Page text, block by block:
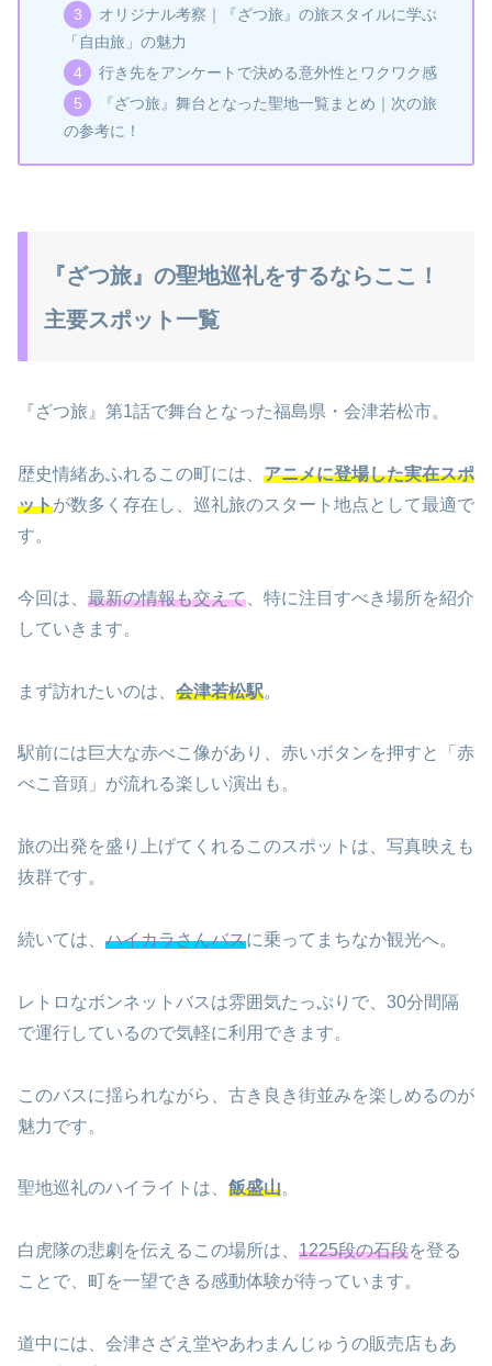
オリジナル考察｜『ざつ旅』の旅スタイルに学ぶ
「自由旅」の魅力
行き先をアンケートで決める意外性とワクワク感
『ざつ旅』舞台となった聖地一覧まとめ｜次の旅
の参考に！
『ざつ旅』の聖地巡礼をするならここ！
主要スポット一覧
『ざつ旅』第1話で舞台となった福島県・会津若松市。
歴史情緒あふれるこの町には、 アニメに登場した実在スポ
ットが数多く存在し、巡礼旅のスタート地点として最適で
す。
今回は、 最新の情報も交えて 、特に注目すべき場所を紹介
していきます。
まず訪れたいのは、 会津若松駅。
駅前には巨大な赤べこ像があり、赤いボタンを押すと「赤
べこ音頭」が流れる楽しい演出も。
旅の出発を盛り上げてくれるこのスポットは、写真映えも
抜群です。
続いては、 ハイカラさんバスに乗ってまちなか観光へ。
レトロなボンネットバスは雰囲気たっぷりで、30分間隔
で運行しているので気軽に利用できます。
このバスに揺られながら、古き良き街並みを楽しめるのが
魅力です。
聖地巡礼のハイライトは、 飯盛山。
白虎隊の悲劇を伝えるこの場所は、 1225段の石段を登る
ことで、町を一望できる感動体験が待っています。
道中には、会津さざえ堂やあわまんじゅうの販売店もあ